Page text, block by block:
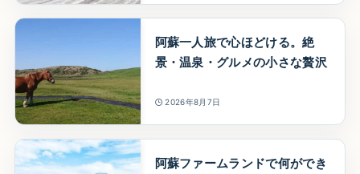
阿蘇一人旅で心ほどける。絶
景・温泉・グルメの小さな贅沢
2026年8月7日
阿蘇ファームランドで何ができ